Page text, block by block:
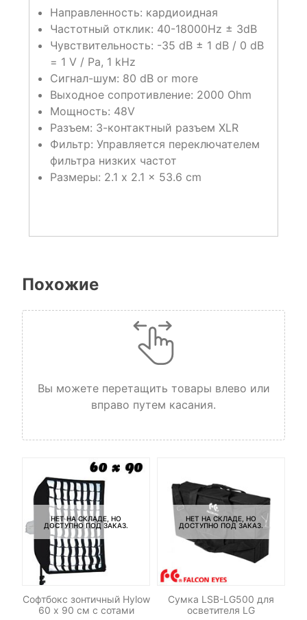
Направленность: кардиоидная
Частотный отклик: 40-18000Hz ± 3dB
Чувствительность: -35 dB ± 1 dB / 0 dB
= 1 V / Pa, 1 kHz
Сигнал-шум: 80 dB or more
Выходное сопротивление: 2000 Ohm
Мощность: 48V
Разъем: 3-контактный разъем XLR
Фильтр: Управляется переключателем
фильтра низких частот
Размеры: 2.1 x 2.1 x 53.6 cm
Похожие
Вы можете перетащить товары влево или
вправо путем касания.
НЕТ НА СКЛАДЕ, НО
ДОСТУПНО ПОД ЗАКАЗ.
Софтбокс зонтичный Hylow
60 х 90 см с сотами
НЕТ НА СКЛАДЕ, НО
ДОСТУПНО ПОД ЗАКАЗ.
Сумка LSB-LG500 для
осветителя LG